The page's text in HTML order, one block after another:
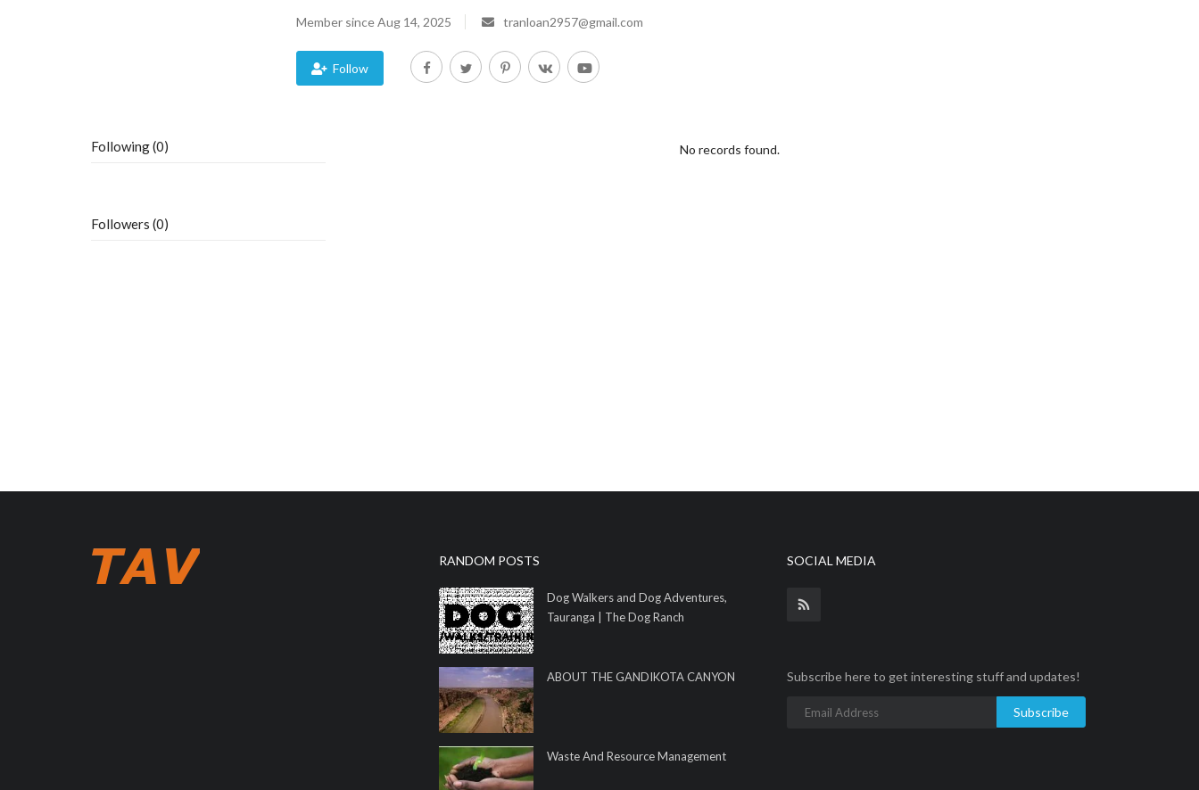
Member since Aug 14, 2025
tranloan2957@gmail.com
Follow
Following (0)
Followers (0)
No records found.
RANDOM POSTS
Dog Walkers and Dog Adventures,
Tauranga | The Dog Ranch
ABOUT THE GANDIKOTA CANYON
Waste And Resource Management
SOCIAL MEDIA
Subscribe here to get interesting stuff and updates!
Subscribe